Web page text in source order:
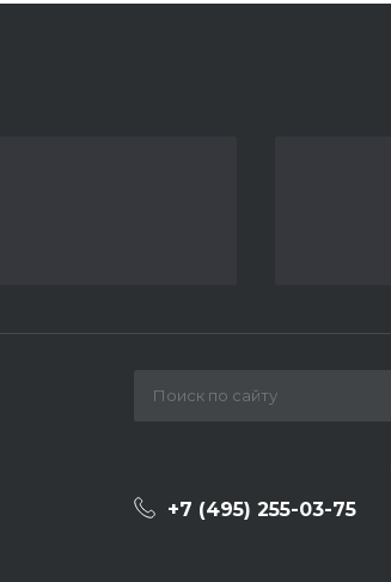
+7 (495) 255-03-75